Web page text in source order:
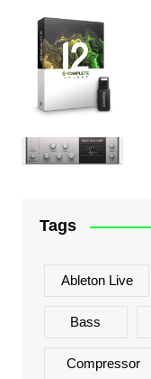
Tags
Ableton Live
Bass
Compressor